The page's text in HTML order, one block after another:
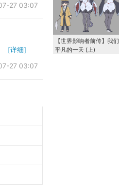
27 03:07
[详细]
27 03:07
【世界影响者前传】我们
平凡的一天 (上)